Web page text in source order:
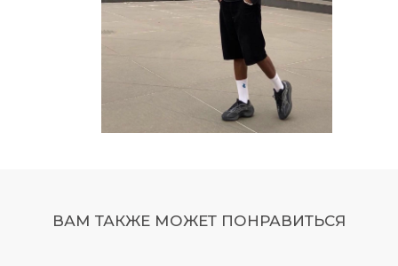
ВАМ ТАКЖЕ МОЖЕТ ПОНРАВИТЬСЯ